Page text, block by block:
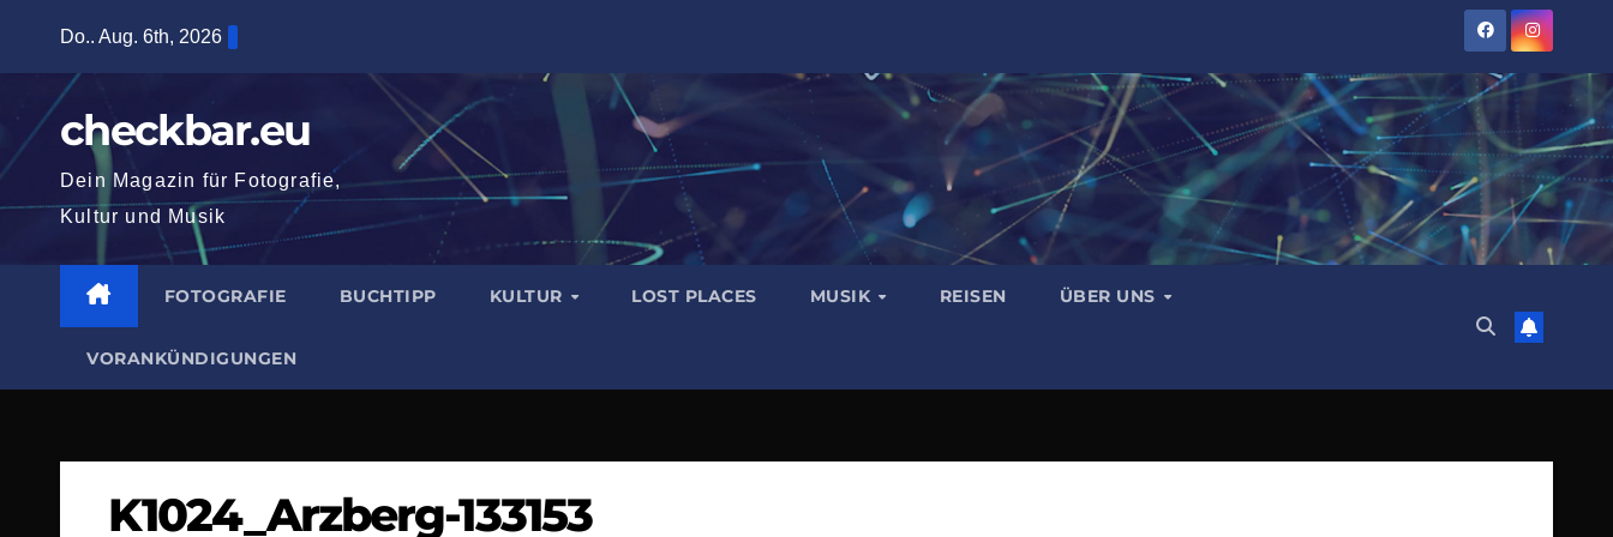
springen
Do.. Aug. 6th, 2026
checkbar.eu
Dein Magazin für Fotografie,
Kultur und Musik
FOTOGRAFIE BUCHTIPP KULTUR LOST PLACES MUSIK REISEN ÜBER UNS
VORANKÜNDIGUNGEN
K1024_Arzberg-133153